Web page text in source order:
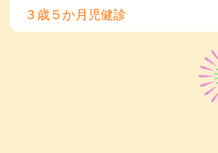
３歳５か月児健診